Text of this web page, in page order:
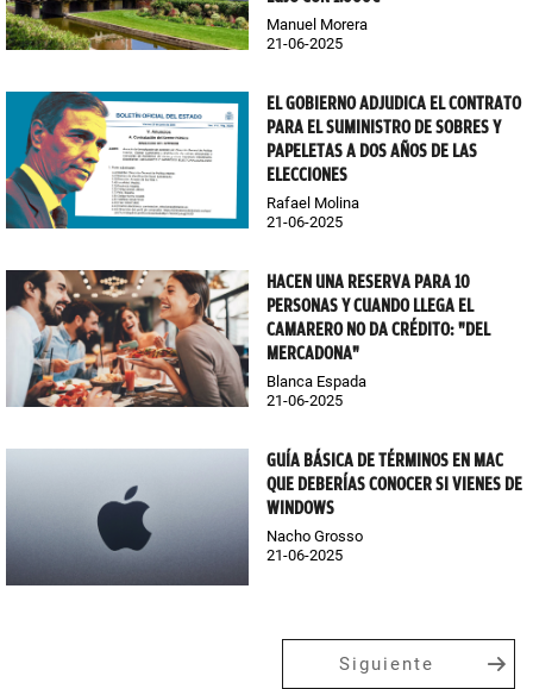
Manuel Morera
21-06-2025
EL GOBIERNO ADJUDICA EL CONTRATO
PARA EL SUMINISTRO DE SOBRES Y
PAPELETAS A DOS AÑOS DE LAS
ELECCIONES
Rafael Molina
21-06-2025
HACEN UNA RESERVA PARA 10
PERSONAS Y CUANDO LLEGA EL
CAMARERO NO DA CRÉDITO: "DEL
MERCADONA"
Blanca Espada
21-06-2025
GUÍA BÁSICA DE TÉRMINOS EN MAC
QUE DEBERÍAS CONOCER SI VIENES DE
WINDOWS
Nacho Grosso
21-06-2025
Siguiente